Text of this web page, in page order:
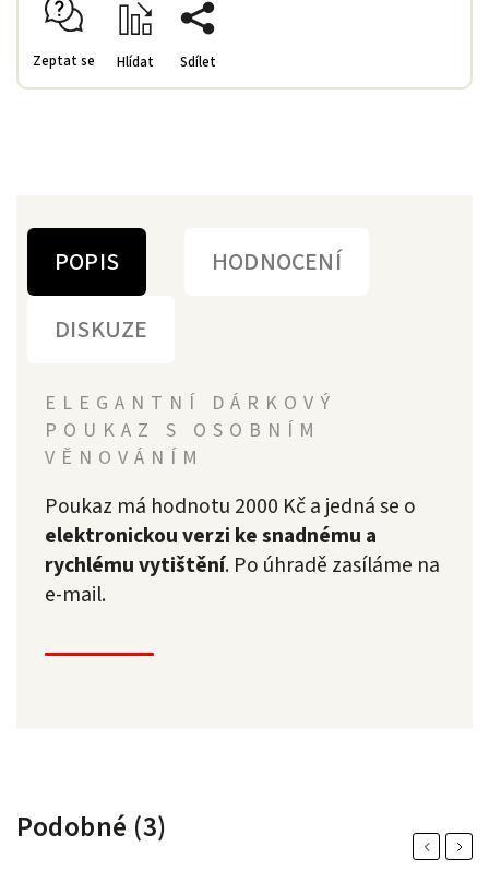
Zeptat se Hlídat Sdílet
POPIS
HODNOCENÍ
DISKUZE
ELEGANTNÍ DÁRKOVÝ
POUKAZ S OSOBNÍM
VĚNOVÁNÍM
Poukaz má hodnotu 2000 Kč a jedná se o
elektronickou verzi ke snadnému a
rychlému vytištění. Po úhradě zasíláme na
e-mail.
Podobné (3) PreviousNext